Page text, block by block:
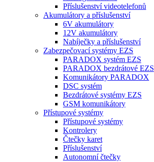
Příslušenství videotelefonů
Akumulátory a příslušenství
6V akumulátory
12V akumulátory
Nabíječky a příslušenství
Zabezpečovací systémy EZS
PARADOX systém EZS
PARADOX bezdrátové EZS
Komunikátory PARADOX
DSC systém
Bezdrátové systémy EZS
GSM komunikátory
Přístupové systémy
Přístupové systémy
Kontrolery
Čtečky karet
Příslušenství
Autonomní čtečky